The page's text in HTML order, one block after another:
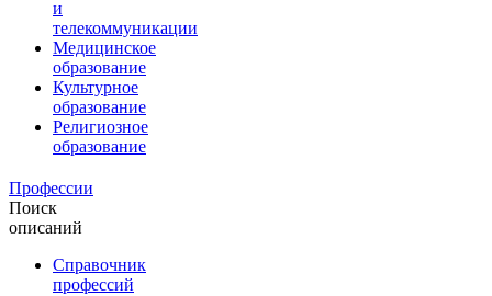
и
телекоммуникации
Медицинское
образование
Культурное
образование
Религиозное
образование
Профессии
Поиск
описаний
Справочник
профессий